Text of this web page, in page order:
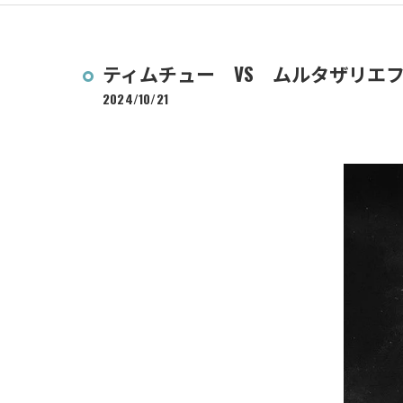
ティムチュー VS ムルタザリエ
2024/10/21